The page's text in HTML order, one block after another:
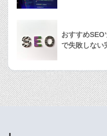
おすすめ
で失敗しない